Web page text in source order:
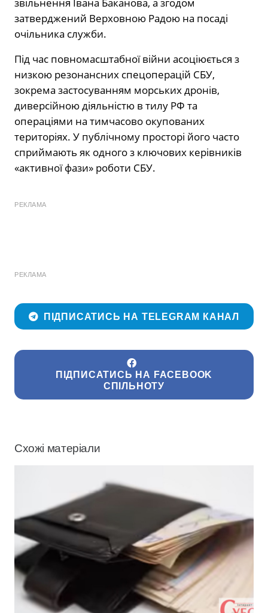
затверджений Верховною Радою на посаді
очільника служби.
Під час повномасштабної війни асоціюється з
низкою резонансних спецоперацій СБУ,
зокрема застосуванням морських дронів,
диверсійною діяльністю в тилу РФ та
операціями на тимчасово окупованих
територіях. У публічному просторі його часто
сприймають як одного з ключових керівників
«активної фази» роботи СБУ.
РЕКЛАМА
РЕКЛАМА
ПІДПИСАТИСЬ НА TELEGRAM КАНАЛ
ПІДПИСАТИСЬ НА FACEBOOK
СПІЛЬНОТУ
Схожі матеріали